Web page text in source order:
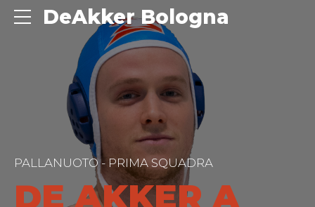
DeAkker Bologna
PALLANUOTO - PRIMA SQUADRA
DE AKKER A